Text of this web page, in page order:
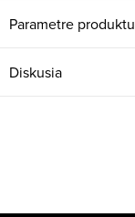
Parametre produktu
Diskusia